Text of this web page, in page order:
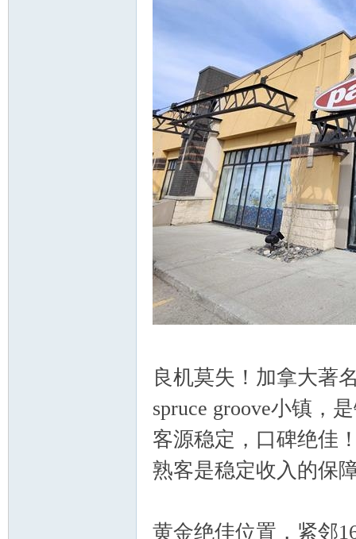
良机莫失！加拿大著
spruce groove小镇，
客源稳定，口碑绝佳
熟客是稳定收入的保
黄金绝佳位置，紧邻